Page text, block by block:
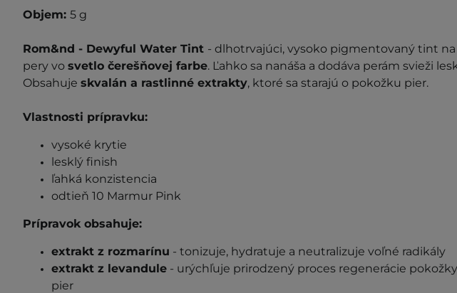
Objem: 5 g
Rom&nd - Dewyful Water Tint - dlhotrvajúci, vysoko pigmentovaný tint na
pery vo svetlo čerešňovej farbe. Ľahko sa nanáša a dodáva perám svieži
Obsahuje skvalán a rastlinné extrakty, ktoré sa starajú o pokožku pier.
Vlastnosti prípravku:
vysoké krytie
lesklý finish
ľahká konzistencia
odtieň 10 Marmur Pink
Prípravok obsahuje:
extrakt z rozmarínu - tonizuje, hydratuje a neutralizuje voľné radikály
extrakt z levandule - urýchľuje prirodzený proces regenerácie pokožky
pier